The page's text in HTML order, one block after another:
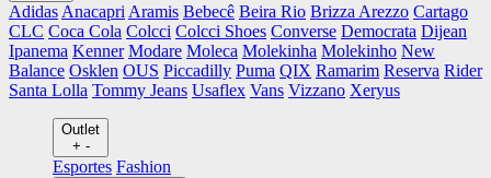
Adidas Anacapri Aramis Bebecê Beira Rio Brizza Arezzo Cartago
CLC Coca Cola Colcci Colcci Shoes Converse Democrata Dijean
Ipanema Kenner Modare Moleca Molekinha Molekinho New
Balance Osklen OUS Piccadilly Puma QIX Ramarim Reserva Rider
Santa Lolla Tommy Jeans Usaflex Vans Vizzano Xeryus
Outlet
+ -
Esportes Fashion